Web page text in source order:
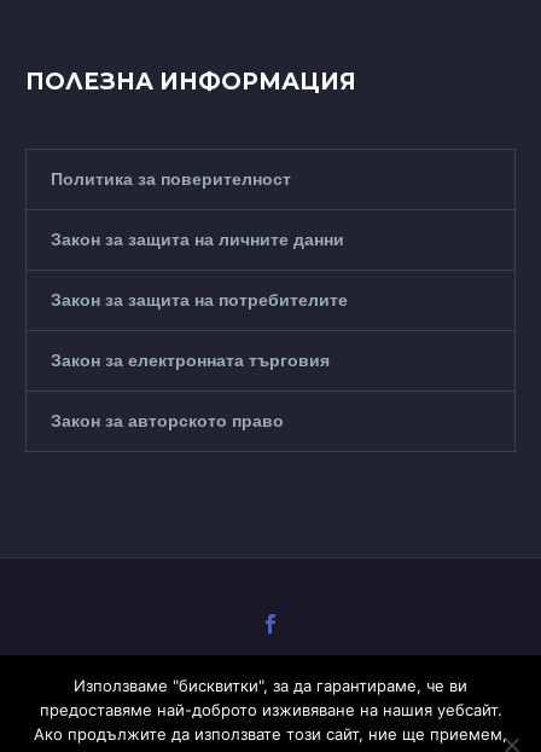
ПОЛЕЗНА ИНФОРМАЦИЯ
Политика за поверителност
Закон за защита на личните данни
Закон за защита на потребителите
Закон за електронната търговия
Закон за авторското право
Използваме "бисквитки", за да гарантираме, че ви
предоставяме най-доброто изживяване на нашия уебсайт.
Ако продължите да използвате този сайт, ние ще приемем,